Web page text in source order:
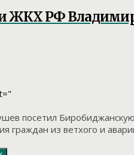
ЖКХ РФ
посетил
граждан из ветхого и